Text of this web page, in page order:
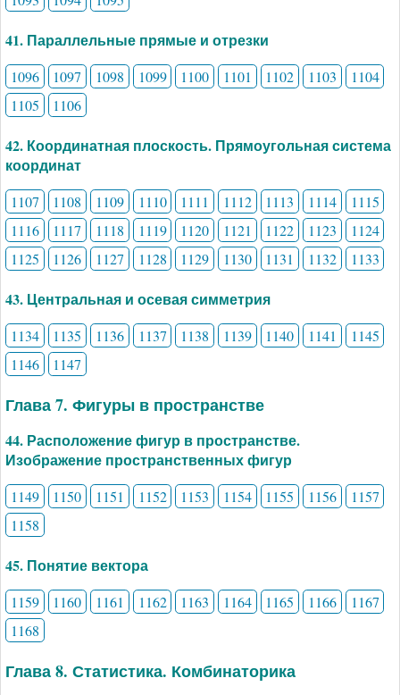
41. Параллельные прямые и отрезки
1096 1097 1098 1099 1100 1101 1102 1103
1104
1105
1106
42. Координатная плоскость. Прямоугольная система
координат
1107 1108 1109 1110 1111 1112 1113 1114
1115
1116
1117 1118 1119 1120 1121 1122 1123
1124
1125
1126 1127 1128 1129 1130 1131 1132 1133
43. Центральная и осевая симметрия
1134 1135 1136 1137 1138 1139 1140 1141
1145
1146
1147
Глава 7. Фигуры в пространстве
44. Расположение фигур в пространстве.
Изображение пространственных фигур
1149 1150 1151 1152 1153 1154 1155 1156
1157
1158
45. Понятие вектора
1159 1160 1161 1162 1163 1164 1165 1166
1167
1168
Глава 8. Статистика. Комбинаторика